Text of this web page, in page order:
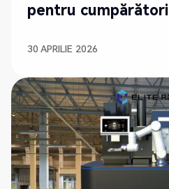
pentru cumpărători
30 APRILIE 2026